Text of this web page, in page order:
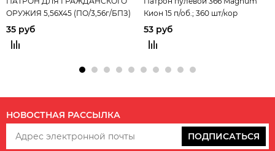
ОРУЖИЯ 5,56Х45 (ПО/3,56г/БПЗ)
35 руб
Кион 15 п/об.; 360 шт/кор
53 руб
НОВОСТНАЯ РАССЫЛКА
ПОДПИСАТЬСЯ